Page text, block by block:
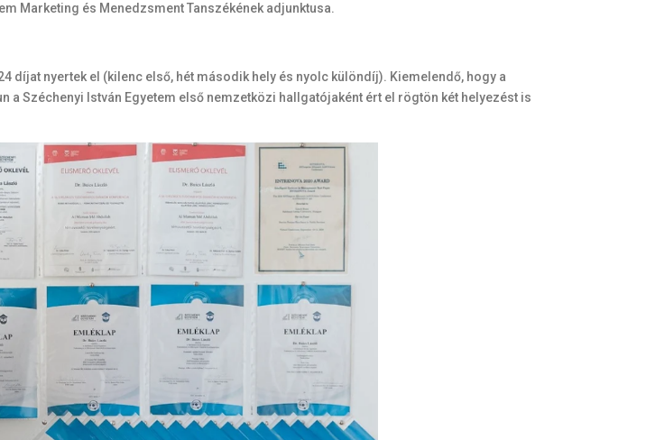
Marketing és Menedzsment Tanszékének adjunktusa.
díjat nyertek el (kilenc első, hét második hely és nyolc különdíj). Kiemelendő, hogy a
Széchenyi István Egyetem első nemzetközi hallgatójaként ért el rögtön két helyezést is